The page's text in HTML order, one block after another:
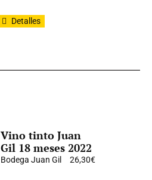
Detalles
Vino tinto Juan
Gil 18 meses 2022
Bodega Juan Gil 26,30€